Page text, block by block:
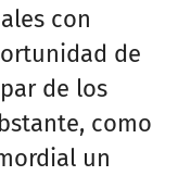
con
de
de los
como
un